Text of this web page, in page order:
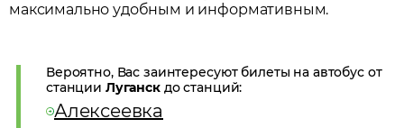
максимально удобным и информативным.
Вероятно, Вас заинтересуют билеты на автобус от
станции Луганскдо станций:
Алексеевка